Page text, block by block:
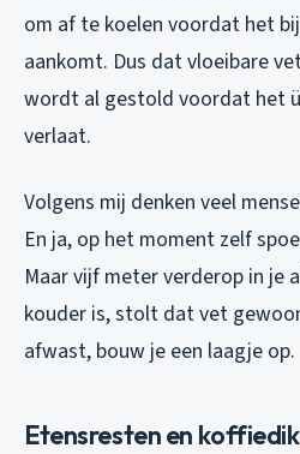
om af te koelen voordat het
aankomt. Dus dat vloeibare
wordt al gestold voordat het
verlaat.
Volgens mij denken veel
En ja, op het moment zelf
Maar vijf meter verderop in je
kouder is, stolt dat vet
afwast, bouw je een laagje op.
Etensresten en koffiedik